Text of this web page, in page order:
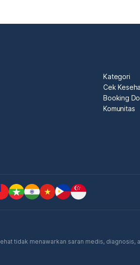
Kategori
Cek
Booking
Komunitas
tidak menawarkan saran medis, diagnosis,